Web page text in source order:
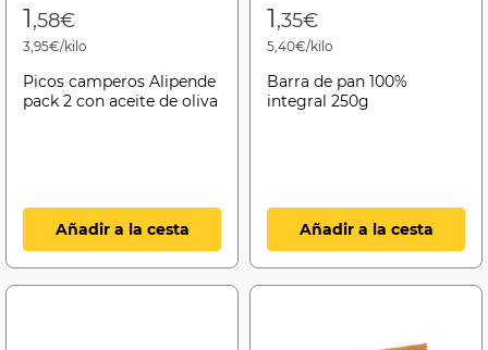
1,58€
3,95€/kilo
Picos camperos Alipende
pack 2 con aceite de oliva
Añadir a la cesta
1,35€
5,40€/kilo
Barra de pan 100%
integral 250g
Añadir a la cesta